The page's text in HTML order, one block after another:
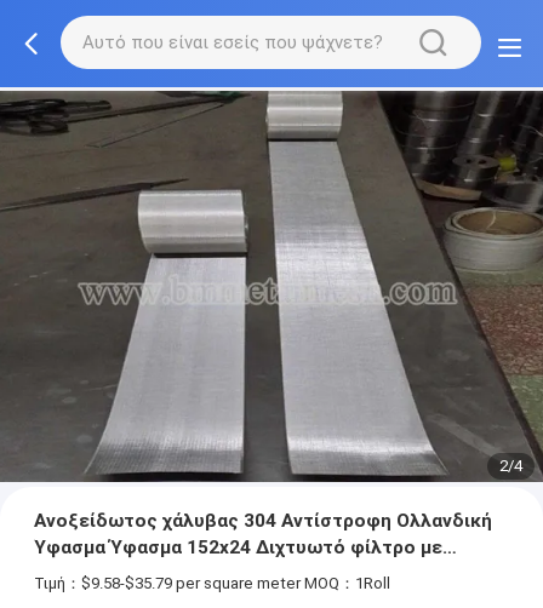
2/4
Ανοξείδωτος χάλυβας 304 Αντίστροφη Ολλανδική
Ύφασμα Ύφασμα 152x24 Διχτυωτό φίλτρο με
πλάτος 97mm για φιλτράρισμα
Τιμή：$9.58-$35.79 per square meter MOQ：1Roll